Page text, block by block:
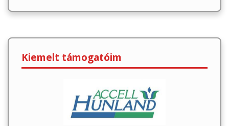
Kiemelt támogatóim